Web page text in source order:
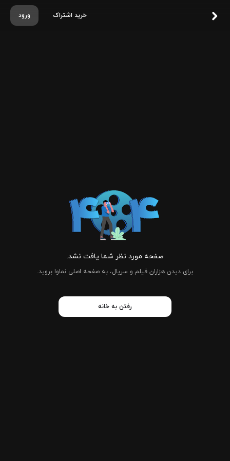
ورود خرید اشتراک
صفحه مورد نظر شما یافت نشد.
برای دیدن هزاران فیلم و سریال، به صفحه اصلی نماوا بروید.
رفتن به خانه